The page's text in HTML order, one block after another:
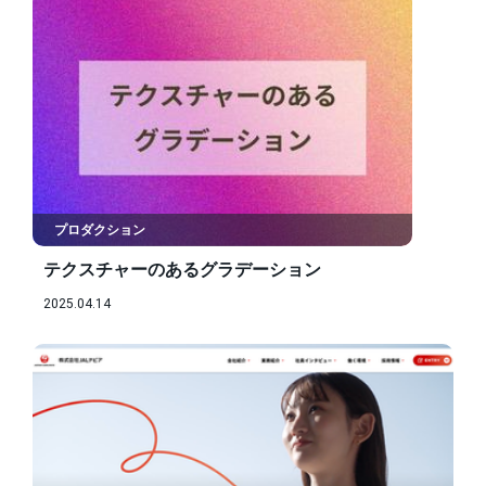
プロダクション
テクスチャーのあるグラデーション
2025.04.14